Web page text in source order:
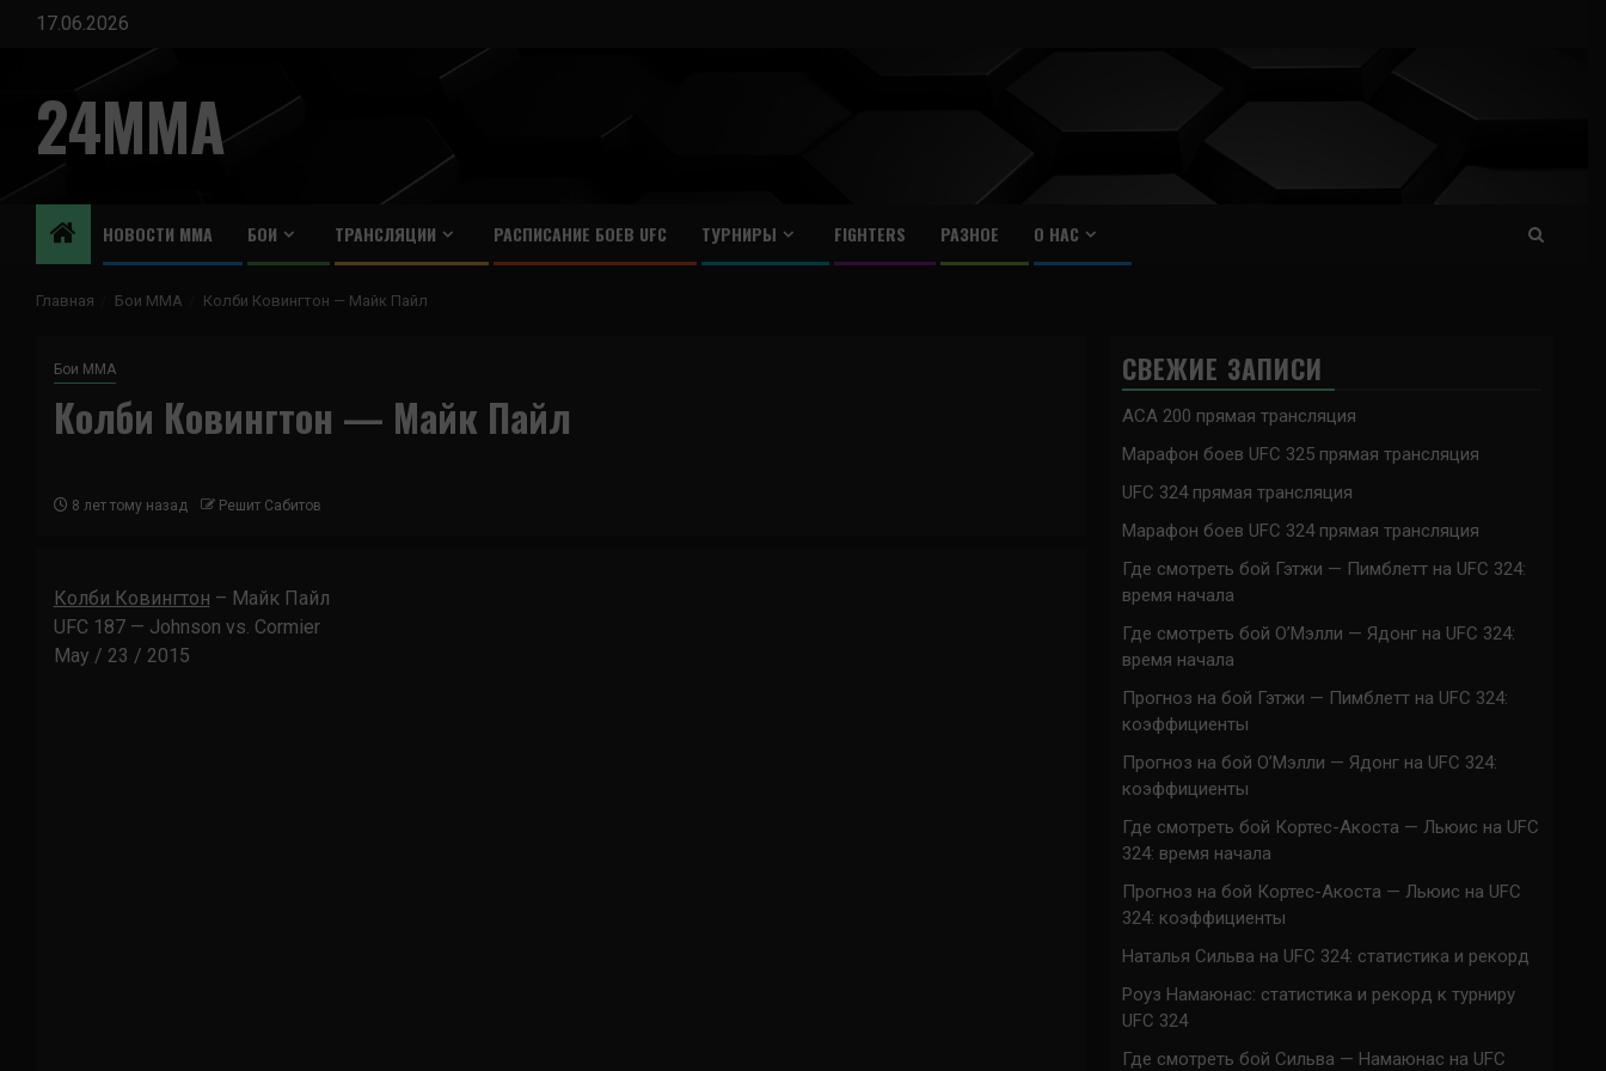
Перейти
содержимому
17.06.2026
24MMA
НОВОСТИ ММА БОИ ТРАНСЛЯЦИИ РАСПИСАНИЕ БОЕВ UFC ТУРНИРЫ FIGHTERS РАЗНОЕ О НАС
Главная Бои ММА Колби Ковингтон — Майк Пайл
Бои ММА
Колби Ковингтон — Майк Пайл
8 лет тому назад Решит Сабитов
Колби Ковингтон – Майк Пайл
UFC 187 — Johnson vs. Cormier
May / 23 / 2015
СВЕЖИЕ ЗАПИСИ
ACA 200 прямая трансляция
Марафон боев UFC 325 прямая трансляция
UFC 324 прямая трансляция
Марафон боев UFC 324 прямая трансляция
Где смотреть бой Гэтжи — Пимблетт на UFC 324:
время начала
Где смотреть бой О’Мэлли — Ядонг на UFC 324:
время начала
Прогноз на бой Гэтжи — Пимблетт на UFC 324:
коэффициенты
Прогноз на бой О’Мэлли — Ядонг на UFC 324:
коэффициенты
Где смотреть бой Кортес-Акоста — Льюис на UFC
324: время начала
Прогноз на бой Кортес-Акоста — Льюис на UFC
324: коэффициенты
Наталья Сильва на UFC 324: статистика и рекорд
Роуз Намаюнас: статистика и рекорд к турниру
UFC 324
Где смотреть бой Сильва — Намаюнас на UFC